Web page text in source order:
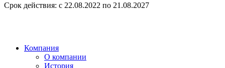
Срок действия: с 22.08.2022 по 21.08.2027
Компания
О компании
История